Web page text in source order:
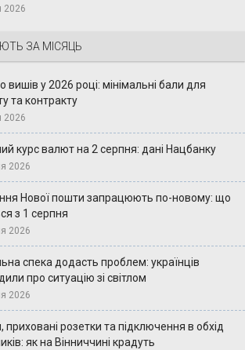
2026
ЗА МІСЯЦЬ
вишів у 2026 році: мінімальні бали для
та контракту
2026
курс валют на 2 серпня: дані Нацбанку
2026
Нової пошти запрацюють по-новому: що
з 1 серпня
2026
спека додасть проблем: українців
про ситуацію зі світлом
2026
приховані розетки та підключення в обхід
як на Вінниччині крадуть